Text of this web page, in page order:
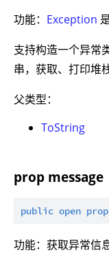
功能： Exception
支持构造一个异常
串，获取、打印堆
父类型：
ToString
prop message
public open prop
功能：获取异常信息